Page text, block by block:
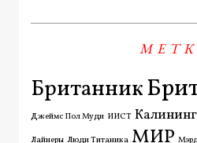
Британник
Джеймс Пол Муди ИИСТ
Лайнеры Люди Титаника МИР